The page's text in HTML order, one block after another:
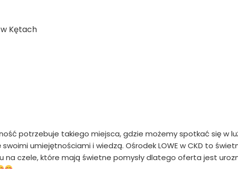
Kętach
potrzebuje takiego miejsca, gdzie możemy spotkać się w
umiejętnościami i wiedzą. Ośrodek LOWE w CKD to
na czele, które mają świetne pomysły dlatego oferta jest